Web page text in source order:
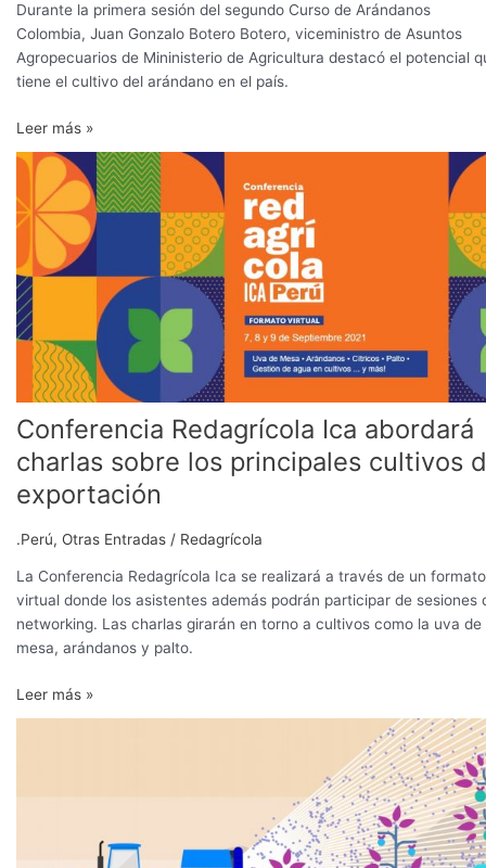
Durante la primera sesión del segundo Curso de Arándanos
Colombia, Juan Gonzalo Botero Botero, viceministro de Asuntos
Agropecuarios de Mininisterio de Agricultura destacó el potencial
tiene el cultivo del arándano en el país.
Leer más »
Conferencia Redagrícola Ica abordará
charlas sobre los principales cultivos
exportación
.Perú, Otras Entradas / Redagrícola
La Conferencia Redagrícola Ica se realizará a través de un formato
virtual donde los asistentes además podrán participar de sesiones
networking. Las charlas girarán en torno a cultivos como la uva de
mesa, arándanos y palto.
Conferencia
Redagrícola
Ica
abordará
charlas
sobre
los
principales
cultivos
exportación
Leer más »
aplicaciones